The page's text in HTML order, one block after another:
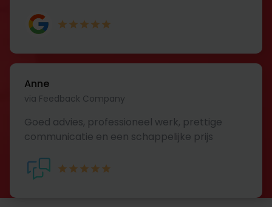
Anne
via Feedback Company
Goed advies, professioneel werk, prettige
communicatie en een schappelijke prijs